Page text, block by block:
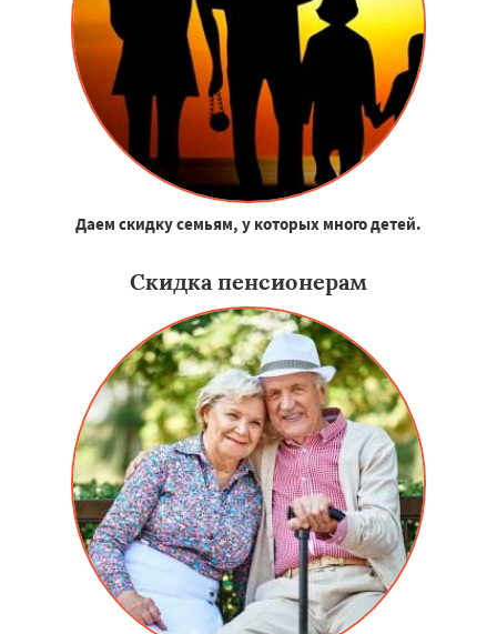
Даем скидку семьям, у которых много детей.
Скидка пенсионерам